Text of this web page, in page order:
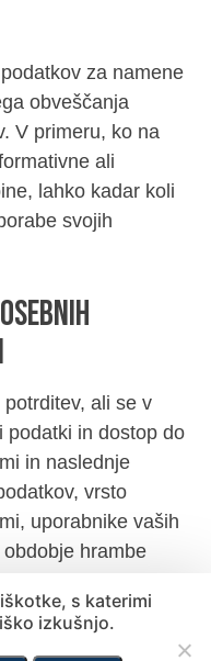
za namene
obveščanja
V primeru, ko na
ali
lahko kadar koli
svojih
ali se v
podatki in dostop do
in naslednje
vrsto
uporabnike vaših
hrambe
s katerimi
izkušnjo.